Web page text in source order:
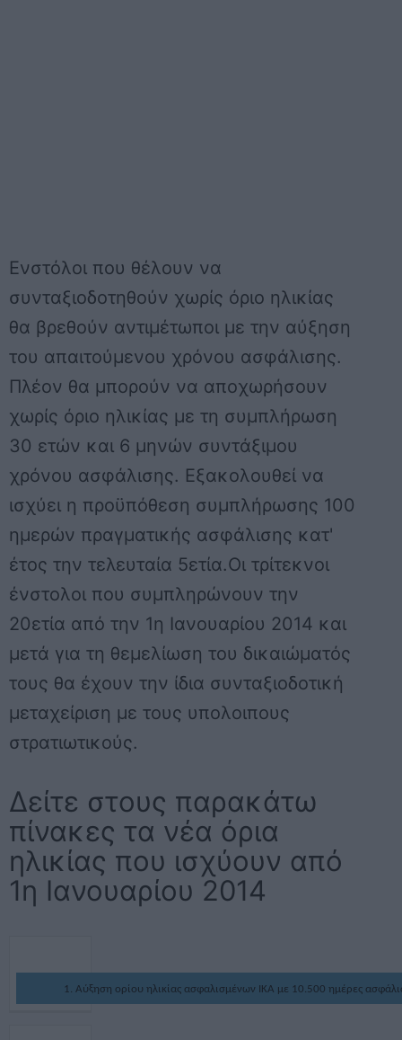
Ενστόλοι που θέλουν να
συνταξιοδοτηθούν χωρίς όριο ηλικίας
θα βρεθούν αντιμέτωποι με την αύξηση
του απαιτούμενου χρόνου ασφάλισης.
Πλέον θα μπορούν να αποχωρήσουν
χωρίς όριο ηλικίας με τη συμπλήρωση
30 ετών και 6 μηνών συντάξιμου
χρόνου ασφάλισης. Εξακολουθεί να
ισχύει η προϋπόθεση συμπλήρωσης 100
ημερών πραγματικής ασφάλισης κατ'
έτος την τελευταία 5ετία.Οι τρίτεκνοι
ένστολοι που συμπληρώνουν την
20ετία από την 1η Ιανουαρίου 2014 και
μετά για τη θεμελίωση του δικαιώματός
τους θα έχουν την ίδια συνταξιοδοτική
μεταχείριση με τους υπολοιπους
στρατιωτικούς.
Δείτε στους παρακάτω
πίνακες τα νέα όρια
ηλικίας που ισχύουν από
1η Ιανουαρίου 2014
1. Αύξηση ορίου ηλικίας ασφαλισμένων ΙΚΑ με 10.500 ημέρες